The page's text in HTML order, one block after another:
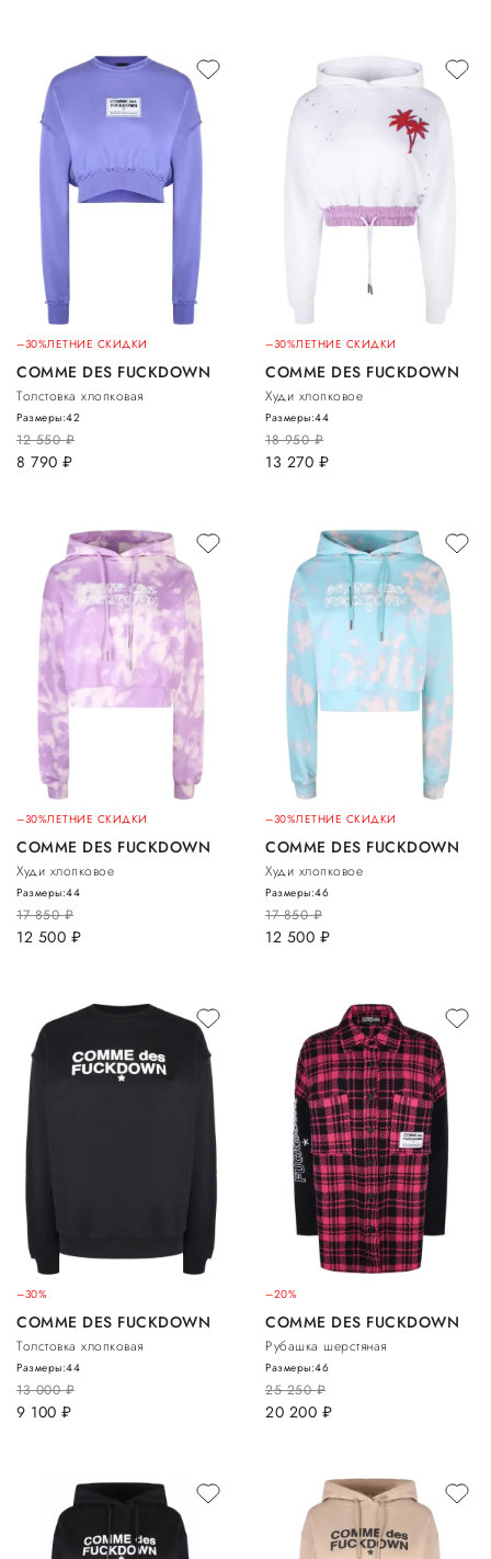
–30%ЛЕТНИЕ СКИДКИ
COMME DES FUCKDOWN
Толстовка хлопковая
12 550руб.
8 790 руб.
Размеры:42
–30%ЛЕТНИЕ СКИДКИ
COMME DES FUCKDOWN
Худи хлопковое
18 950руб.
13 270 руб.
Размеры:44
–30%ЛЕТНИЕ СКИДКИ
COMME DES FUCKDOWN
Худи хлопковое
17 850руб.
12 500 руб.
Размеры:44
–30%ЛЕТНИЕ СКИДКИ
COMME DES FUCKDOWN
Худи хлопковое
17 850руб.
12 500 руб.
Размеры:46
–30%
COMME DES FUCKDOWN
Толстовка хлопковая
13 000руб.
9 100 руб.
Размеры:44
–20%
COMME DES FUCKDOWN
Рубашка шерстяная
25 250руб.
20 200 руб.
Размеры:46